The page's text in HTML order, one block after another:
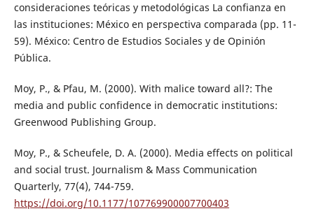
consideraciones teóricas y metodológicas La confianza en
las instituciones: México en perspectiva comparada (pp. 11-
59). México: Centro de Estudios Sociales y de Opinión
Pública.
Moy, P., & Pfau, M. (2000). With malice toward all?: The
media and public confidence in democratic institutions:
Greenwood Publishing Group.
Moy, P., & Scheufele, D. A. (2000). Media effects on political
and social trust. Journalism & Mass Communication
Quarterly, 77(4), 744-759.
https://doi.org/10.1177/107769900007700403